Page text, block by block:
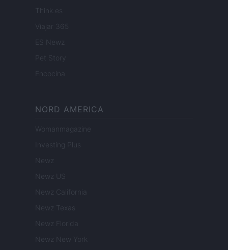
Think.es
Viajar 365
ES Newz
Pet Story
Encocina
NORD AMERICA
Womanmagazine
Investing Plus
Newz
Newz US
Newz California
Newz Texas
Newz Florida
Newz New York